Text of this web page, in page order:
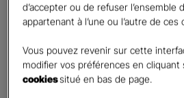
First Last
Téléphone*
United
States
+1
E-mail *
d’accepter ou de refuser l’ensemble
appartenant à l’une ou l’autre de ces
Vous pouvez revenir sur cette
modifier vos préférences en
cookiessitué en bas de page.